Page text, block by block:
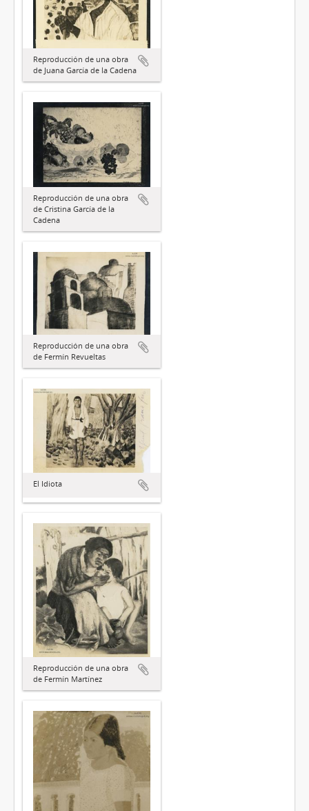
Reproducción de una obra
de Juana García de la Cadena
Reproducción de una obra
de Cristina García de la
Cadena
Reproducción de una obra
de Fermín Revueltas
El Idiota
Reproducción de una obra
de Fermín Martínez